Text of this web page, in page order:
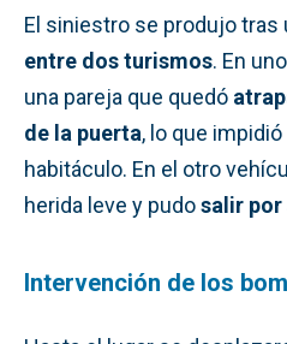
El siniestro se produjo tras
entre dos turismos. En
una pareja que quedó
de la puerta, lo que
habitáculo. En el otro
herida leve y pudosalir por
Intervención de los